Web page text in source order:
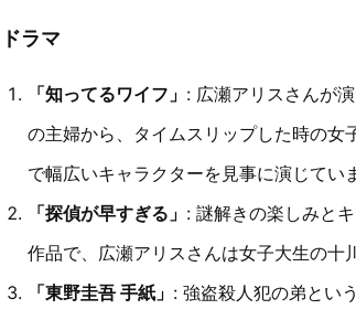
ドラマ
「知ってるワイフ」 : 広瀬アリスさんが
の主婦から、タイムスリップした時の女
で幅広いキャラクターを見事に演じてい
「探偵が早すぎる」 : 謎解きの楽しみと
作品で、広瀬アリスさんは女子大生の十
「東野圭吾 手紙」 : 強盗殺人犯の弟とい